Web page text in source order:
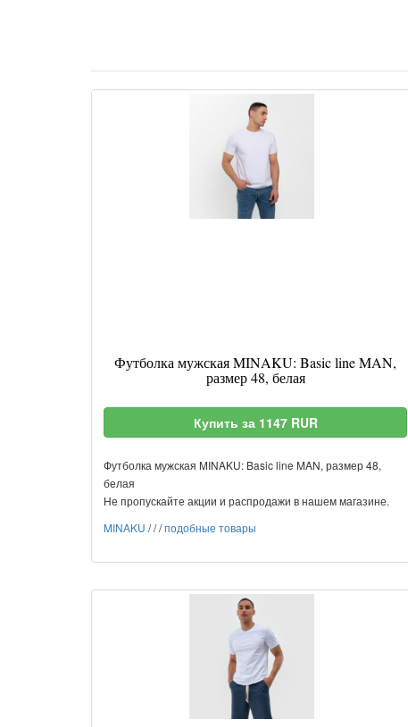
Футболка мужская MINAKU: Basic line MAN,
размер 48, белая
Купить за 1147 RUR
Футболка мужская MINAKU: Basic line MAN, размер 48,
белая
Не пропускайте акции и распродажи в нашем магазине.
MINAKU ///подобные товары